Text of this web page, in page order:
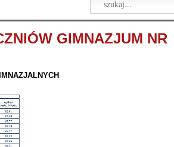
GIMNAZJUM NR